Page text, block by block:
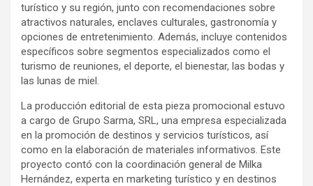
turístico y su región, junto con recomendaciones sobre
atractivos naturales, enclaves culturales, gastronomía y
opciones de entretenimiento. Además, incluye contenidos
específicos sobre segmentos especializados como el
turismo de reuniones, el deporte, el bienestar, las bodas y
las lunas de miel.
La producción editorial de esta pieza promocional estuvo
a cargo de Grupo Sarma, SRL, una empresa especializada
en la promoción de destinos y servicios turísticos, así
como en la elaboración de materiales informativos. Este
proyecto contó con la coordinación general de Milka
Hernández, experta en marketing turístico y en destinos